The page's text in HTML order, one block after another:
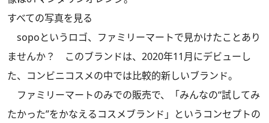
すべての写真を見る
sopoというロゴ、ファミリーマートで見かけたことあり
ませんか？ このブランドは、2020年11月にデビューし
た、コンビニコスメの中では比較的新しいブランド。
ファミリーマートのみでの販売で、「みんなの“試してみ
たかった”をかなえるコスメブランド」というコンセプトの